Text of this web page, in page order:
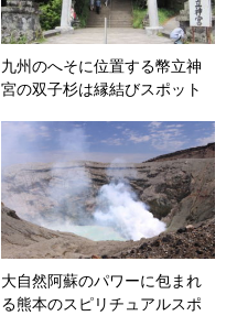
九州のへそに位置する幣立神
宮の双子杉は縁結びスポット
大自然阿蘇のパワーに包まれ
る熊本のスピリチュアルスポ